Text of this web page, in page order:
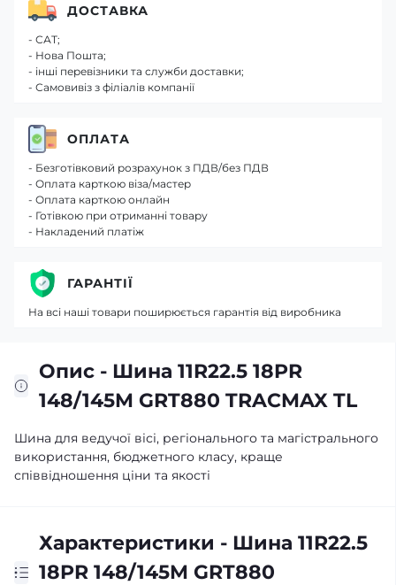
Опис - Шина 11R22.5 18PR
148/145M GRT880 TRACMAX TL
Шина для ведучої вісі, регіонального та магістрального
використання, бюджетного класу, краще
співвідношення ціни та якості
Характеристики - Шина 11R22.5
18PR 148/145M GRT880
ДОСТАВКА
- САТ;
- Нова Пошта;
- інші перевізники та служби доставки;
- Самовивіз з філіалів компанії
ОПЛАТА
- Безготівковий розрахунок з ПДВ/без ПДВ
- Оплата карткою віза/мастер
- Оплата карткою онлайн
- Готівкою при отриманні товару
- Накладений платіж
ГАРАНТІЇ
На всі наші товари поширюється гарантія від виробника